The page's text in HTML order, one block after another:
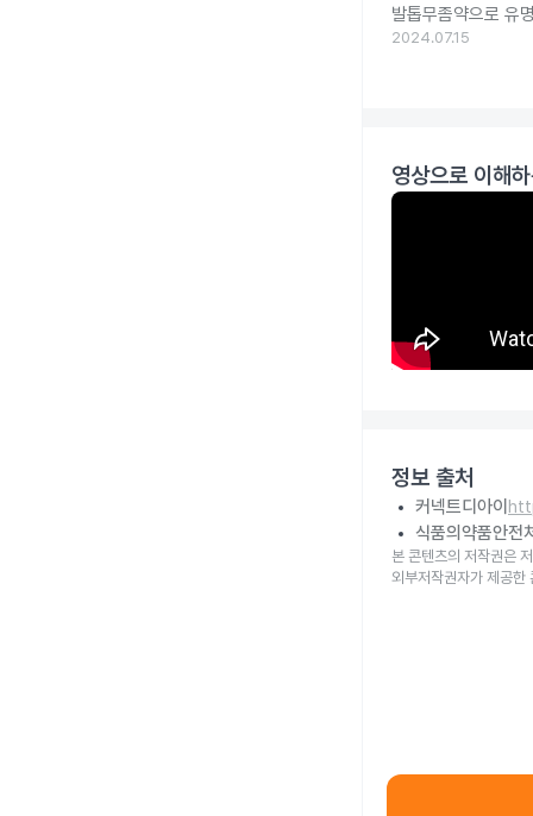
발톱무좀약으로 유
2024.07.15
영상으로 이해
정보 출처
커넥트디아이
식품의약품안전
본 콘텐츠의 저작권은
외부저작권자가 제공한